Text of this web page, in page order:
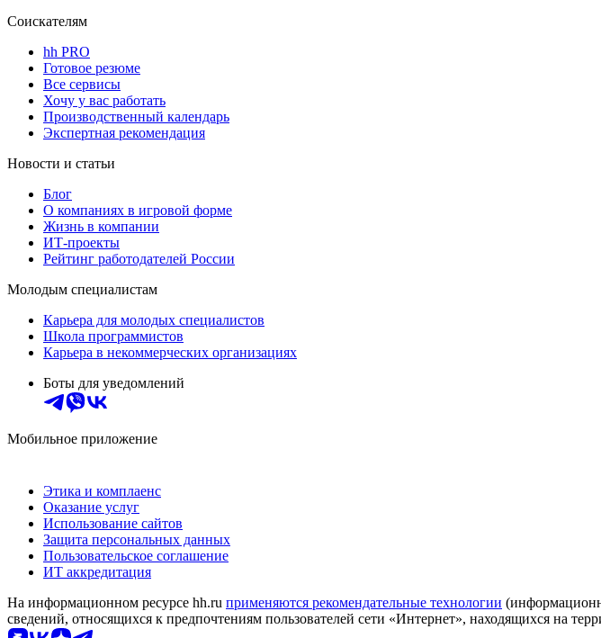
Соискателям
hh PRO
Готовое резюме
Все сервисы
Хочу у вас работать
Производственный календарь
Экспертная рекомендация
Новости и статьи
Блог
О компаниях в игровой форме
Жизнь в компании
ИТ-проекты
Рейтинг работодателей России
Молодым специалистам
Карьера для молодых специалистов
Школа программистов
Карьера в некоммерческих организациях
Боты для уведомлений
Мобильное приложение
Этика и комплаенс
Оказание услуг
Использование сайтов
Защита персональных данных
Пользовательское соглашение
ИТ аккредитация
На информационном ресурсе hh.ru применяются рекомендательные технологии
сведений, относящихся к предпочтениям пользователей сети «Интернет», находящихся на